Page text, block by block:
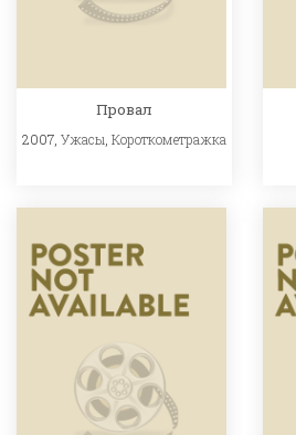
Провал
2007, Ужасы Короткометражка